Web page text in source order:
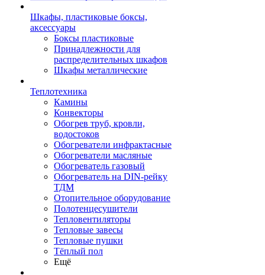
Шкафы, пластиковые боксы,
аксессуары
Боксы пластиковые
Принадлежности для
распределительных шкафов
Шкафы металлические
Теплотехника
Камины
Конвекторы
Обогрев труб, кровли,
водостоков
Обогреватели инфрактасные
Обогреватели масляные
Обогреватель газовый
Обогреватель на DIN-рейку
ТДМ
Отопительное оборудование
Полотенцесушители
Тепловентиляторы
Тепловые завесы
Тепловые пушки
Тёплый пол
Ещё